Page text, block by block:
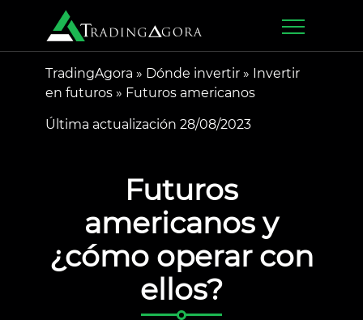
TradingAgora » Dónde invertir » Invertir
en futuros » Futuros americanos
Última actualización 28/08/2023
Futuros
americanos y
¿cómo operar con
ellos?